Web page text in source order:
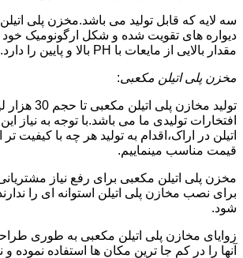
سه لایه که قابل تولید می باشد.مخزن پلی
دیواره های تقویت شده و شکل ارگونومیک خود
مقدار بالایی از مایعات با PH بالا و پایین را دارد.
مخزن پلی اتیلن مکعبی:
تولید مخازن پلی
افتخارات تولیدی ما می باشد.با توجه به نیاز
اتیلن در اراک،اقدام به تولید هر چه با کیفیت
قیمت مناسب مینماییم.
مخزن پلی اتیلن مکعبی برای رفع نیاز
برای نصب مخازن پلی اتیلن استوانه ای را
شود.
زوایای مخازن پلی اتیلن مکعبی به طوری طراحی
آنها را در کم جا ترین مکان ها استفاده نموده